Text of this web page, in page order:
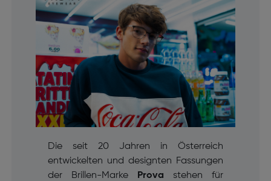
Die seit 20 Jahren in Österreich
entwickelten und designten Fassungen
der Brillen-Marke
Prova stehen für